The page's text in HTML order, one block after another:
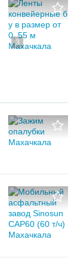
3